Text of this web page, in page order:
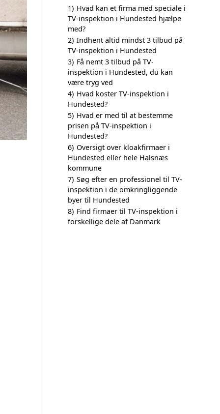
1) Hvad kan et firma med speciale i
TV-inspektion i Hundested hjælpe
med?
2) Indhent altid mindst 3 tilbud på
TV-inspektion i Hundested
3) Få nemt 3 tilbud på TV-
inspektion i Hundested, du kan
være tryg ved
4) Hvad koster TV-inspektion i
Hundested?
5) Hvad er med til at bestemme
prisen på TV-inspektion i
Hundested?
6) Oversigt over kloakfirmaer i
Hundested eller hele Halsnæs
kommune
7) Søg efter en professionel til TV-
inspektion i de omkringliggende
byer til Hundested
8) Find firmaer til TV-inspektion i
forskellige dele af Danmark